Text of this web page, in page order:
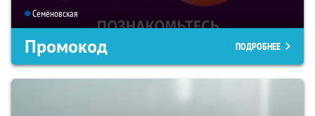
Семёновская
Промокод ПОДРОБНЕЕ